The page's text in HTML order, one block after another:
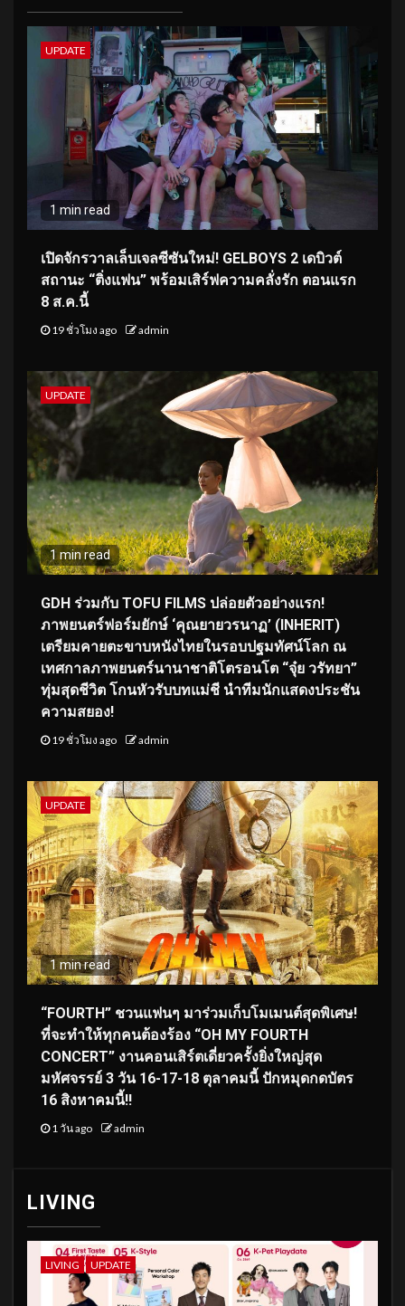
UPDATE
1 min read
เปิดจักรวาลเล็บเจลซีซันใหม่! GELBOYS 2 เดบิวต์
สถานะ “ติ่งแฟน” พร้อมเสิร์ฟความคลั่งรัก ตอนแรก
8 ส.ค.นี้
19 ชั่วโมง ago admin
UPDATE
1 min read
GDH ร่วมกับ TOFU FILMS ปล่อยตัวอย่างแรก!
ภาพยนตร์ฟอร์มยักษ์ ‘คุณยายวรนาฏ’ (INHERIT)
เตรียมคายตะขาบหนังไทยในรอบปฐมทัศน์โลก ณ
เทศกาลภาพยนตร์นานาชาติโตรอนโต “จุ๋ย วรัทยา”
ทุ่มสุดชีวิต โกนหัวรับบทแม่ชี นำทีมนักแสดงประชัน
ความสยอง!
19 ชั่วโมง ago admin
UPDATE
1 min read
“FOURTH” ชวนแฟนๆ มาร่วมเก็บโมเมนต์สุดพิเศษ!
ที่จะทำให้ทุกคนต้องร้อง “OH MY FOURTH
CONCERT” งานคอนเสิร์ตเดี่ยวครั้งยิ่งใหญ่สุด
มหัศจรรย์ 3 วัน 16-17-18 ตุลาคมนี้ ปักหมุดกดบัตร
16 สิงหาคมนี้!!
1 วัน ago admin
LIVING
LIVING UPDATE